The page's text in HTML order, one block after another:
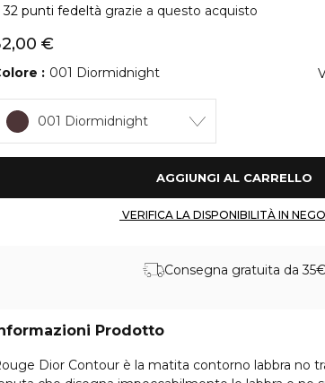
32 punti fedeltà grazie a questo acquisto
€
001 Diormidnight
001 Diormidnight
Consegna gratuita da 35€
Prodotto
Dior Contour è la matita contorno labbra no